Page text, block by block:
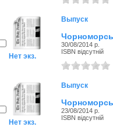
Нет экз.
Выпуск
30/08/2014 р.
ISBN відсутній
Нет экз.
Выпуск
23/08/2014 р.
ISBN відсутній